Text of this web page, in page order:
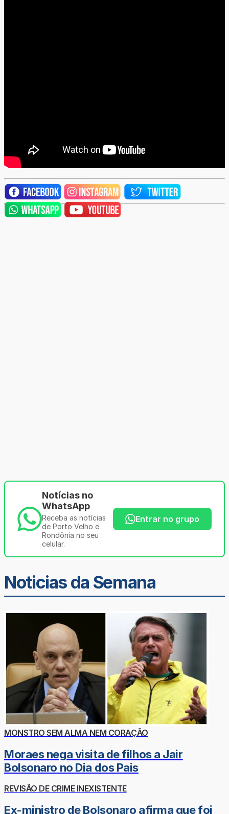
Notícias no
WhatsApp
Receba as notícias
de Porto Velho e
Rondônia no seu
celular.
Entrar no grupo
Noticias da Semana
MONSTRO SEM ALMA NEM CORAÇÃO
Moraes nega visita de filhos a Jair
Bolsonaro no Dia dos Pais
REVISÃO DE CRIME INEXISTENTE
Ex-ministro de Bolsonaro afirma que foi